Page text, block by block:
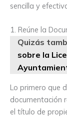
sencilla y
1. Reúne la
Quizás
sobre la
Lo primero que
documentación
el título de